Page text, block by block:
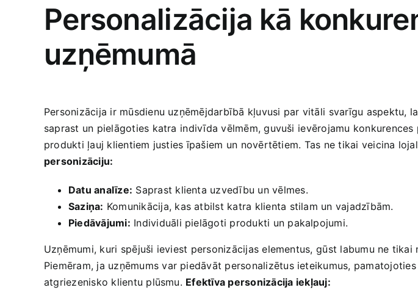
Personalizācija⁣ kā‌
uzņēmumā
Personizācija ir mūsdienu uzņēmējdarbībā kļuvusi par vitāli ⁢svarīgu aspektu,
saprast un pielāgoties katra ⁢indivīda vēlmēm, guvuši⁤ ievērojamu
produkti‌ ļauj klientiem ​justies īpašiem ‌un ⁣novērtētiem. Tas ne tikai veicina
personizāciju:
Datu analīze: Saprast klienta uzvedību un vēlmes.
Saziņa: Komunikācija, kas ‍atbilst katra klienta stilam un vajadzībām.
Piedāvājumi: Individuāli pielāgoti produkti un pakalpojumi.
Uzņēmumi,‌ kuri ⁣spējuši ieviest personizācijas elementus, ⁣gūst labumu ne
Piemēram, ja uzņēmums var piedāvāt personalizētus ieteikumus,​
atgriezenisko klientu plūsmu. Efektīva personizācija ⁢iekļauj: